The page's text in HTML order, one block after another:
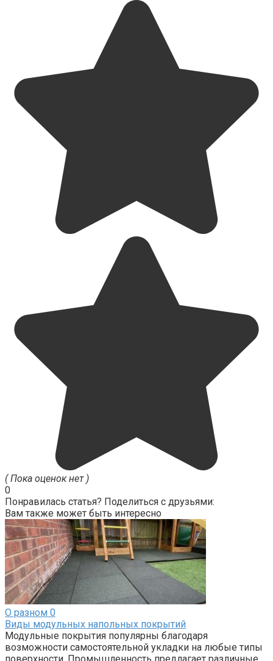
( Пока оценок нет )
0
Понравилась статья? Поделиться с друзьями:
Вам также может быть интересно
О разном 0
Виды модульных напольных покрытий
Модульные покрытия популярны благодаря
возможности самостоятельной укладки на любые типы
поверхности. Промышленность предлагает различные